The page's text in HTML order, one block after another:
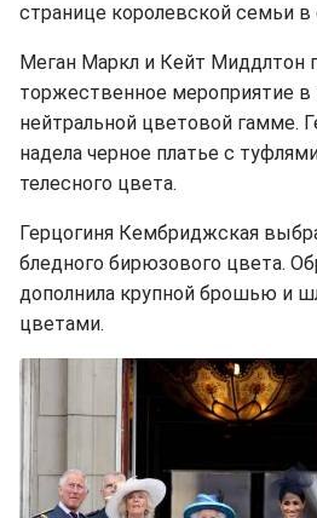
странице королевской семьи в
Меган Маркл и Кейт Миддлтон
торжественное мероприятие в
нейтральной цветовой гамме.
надела черное платье с
телесного цвета.
Герцогиня Кембриджская
бледного бирюзового цвета.
дополнила крупной брошью и
цветами.